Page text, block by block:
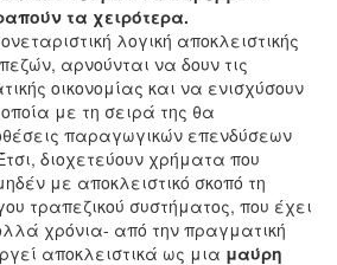
τα χειρότερα.
λογική αποκλειστικής
αρνούνται να δουν τις
οικονομίας και να ενισχύσουν
με τη σειρά της θα
παραγωγικών επενδύσεων
διοχετεύουν χρήματα που
με αποκλειστικό σκοπό τη
τραπεζικού συστήματος, που έχει
χρόνια- από την πραγματική
αποκλειστικά ως μια μαύρη